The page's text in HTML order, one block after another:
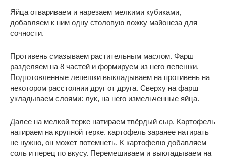
Яйца отвариваем и нарезаем мелкими кубиками,
добавляем к ним одну столовую ложку майонеза для
сочности.
Противень смазываем растительным маслом. Фарш
разделяем на 8 частей и формируем из него лепешки.
Подготовленные лепешки выкладываем на противень на
некотором расстоянии друг от друга. Сверху на фарш
укладываем слоями: лук, на него измельченные яйца.
Далее на мелкой терке натираем твёрдый сыр. Картофель
натираем на крупной терке. картофель заранее натирать
не нужно, он может потемнеть. К картофелю добавляем
соль и перец по вкусу. Перемешиваем и выкладываем на